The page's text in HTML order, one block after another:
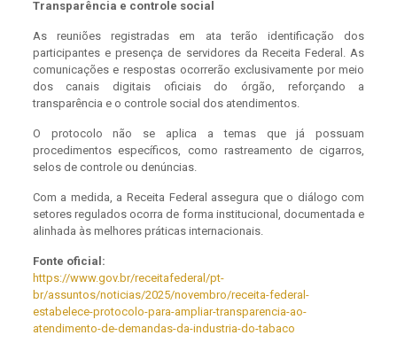
Transparência e controle social
As reuniões registradas em ata terão identificação dos
participantes e presença de servidores da Receita Federal. As
comunicações e respostas ocorrerão exclusivamente por meio
dos canais digitais oficiais do órgão, reforçando a
transparência e o controle social dos atendimentos.
O protocolo não se aplica a temas que já possuam
procedimentos específicos, como rastreamento de cigarros,
selos de controle ou denúncias.
Com a medida, a Receita Federal assegura que o diálogo com
setores regulados ocorra de forma institucional, documentada e
alinhada às melhores práticas internacionais.
Fonte oficial:
https://www.gov.br/receitafederal/pt-
br/assuntos/noticias/2025/novembro/receita-federal-
estabelece-protocolo-para-ampliar-transparencia-ao-
atendimento-de-demandas-da-industria-do-tabaco